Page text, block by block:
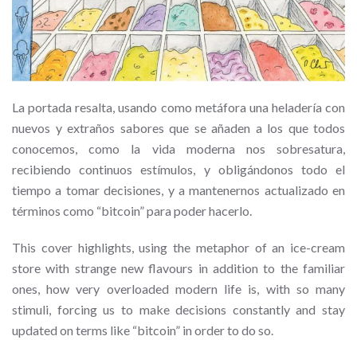
La portada resalta, usando como metáfora una heladería con
nuevos y extraños sabores que se añaden a los que todos
conocemos, como la vida moderna nos sobresatura,
recibiendo continuos estímulos, y obligándonos todo el
tiempo a tomar decisiones, y a mantenernos actualizado en
términos como “bitcoin” para poder hacerlo.
This cover highlights, using the metaphor of an ice-cream
store with strange new flavours in addition to the familiar
ones, how very overloaded modern life is, with so many
stimuli, forcing us to make decisions constantly and stay
updated on terms like “bitcoin” in order to do so.